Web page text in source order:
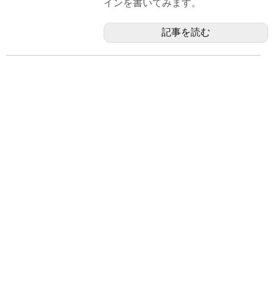
インを書いてみます。
記事を読む